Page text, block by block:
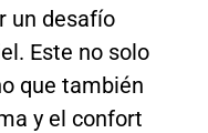
un desafío
Este no solo
que también
y el confort